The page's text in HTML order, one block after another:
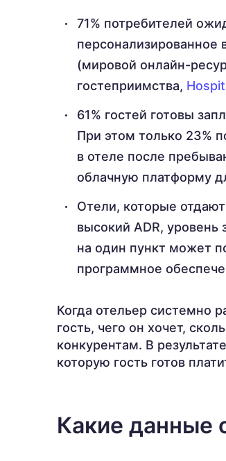
71% потребителей
персонализированное
(мировой онлайн-
гостеприимства,
61% гостей готовы
При этом только 23%
в отеле после
облачную платформу
Отели, которые
высокий ADR,
на один пункт может
программное
Когда отельер системно
гость, чего он хочет,
конкурентам. В
которую гость готов
Какие данные